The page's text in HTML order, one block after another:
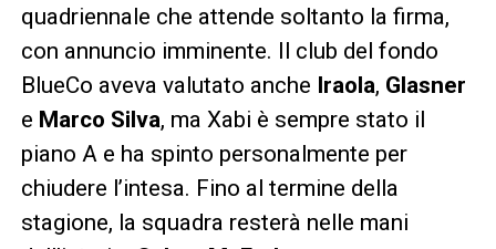
quadriennale che attende soltanto la firma,
con annuncio imminente. Il club del fondo
BlueCo aveva valutato anche Iraola, Glasner
e Marco Silva, ma Xabi è sempre stato il
piano A e ha spinto personalmente per
chiudere l’intesa. Fino al termine della
stagione, la squadra resterà nelle mani